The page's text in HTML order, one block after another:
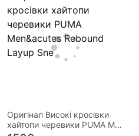
Оригінал Високі кросівки
хайтопи черевики PUMA Men